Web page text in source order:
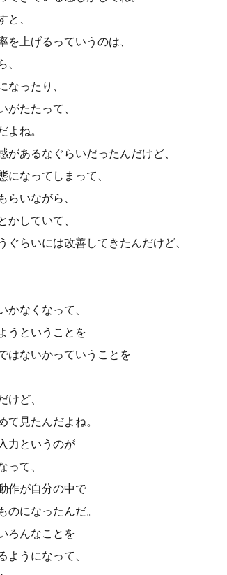
と、
を上げるっていうのは、
、
なったり、
がたたって、
よね。
あるなぐらいだったんだけど、
になってしまって、
らいながら、
かしていて、
ぐらいには改善してきたんだけど、
かなくなって、
うということを
はないかっていうことを
けど、
て見たんだよね。
力というのが
って、
作が自分の中で
のになったんだ。
ろんなことを
ようになって、